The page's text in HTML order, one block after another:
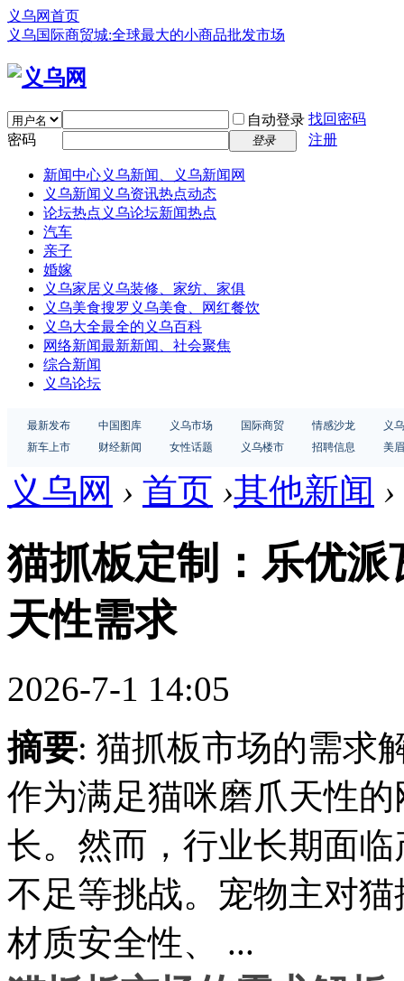
义乌网首页
义乌国际商贸城:全球最大的小商品批发市场
自动登录 找回密码
密码
登录 注册
新闻中心义乌新闻、义乌新闻网
义乌新闻 义乌资讯热点动态
论坛热点 义乌论坛新闻热点
汽车
亲子
婚嫁
义乌家居义乌装修、家纺、家俱
义乌美食搜罗义乌美食、网红餐饮
义乌大全最全的义乌百科
网络新闻最新新闻、社会聚焦
综合新闻
义乌论坛
最新发布 中国图库 义乌市场 国际商贸 情感沙龙
义
新车上市
财经新闻 女性话题 义乌楼市 招聘信息 美
义乌网 › 首页 ›其他新闻 ›
猫抓板定制：乐优
天性需求
2026-7-1 14:05
摘要: 猫抓板市场的需求
作为满足猫咪磨爪天性
长。然而，行业长期面
不足等挑战。宠物主对
材质安全性、 ...